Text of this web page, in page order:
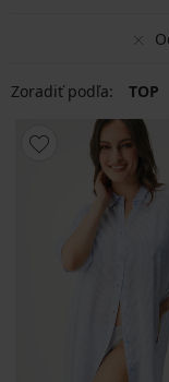
Zoradiť podľa: TOP